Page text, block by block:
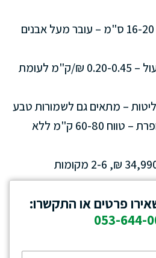
✅ גובה קרקע מוגבר של 16-20 ס"מ – עובר מעל אבנים
✅ חיסכון של 75% בתפעול – 0.20-0.45 ₪/ק"מ לעומת
– מתאים גם לשמורות טבע
✅ דגמי ליתיום במחיר עופרת – טווח 60-80 ק"מ ללא
פרטים או התקשרו:
053-644-